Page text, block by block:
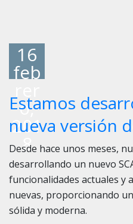
16
feb
o,
201
8
Estamos
nueva versión
Desde hace unos meses,
desarrollando un nuevo
funcionalidades actuales y
nuevas, proporcionando
sólida y moderna.